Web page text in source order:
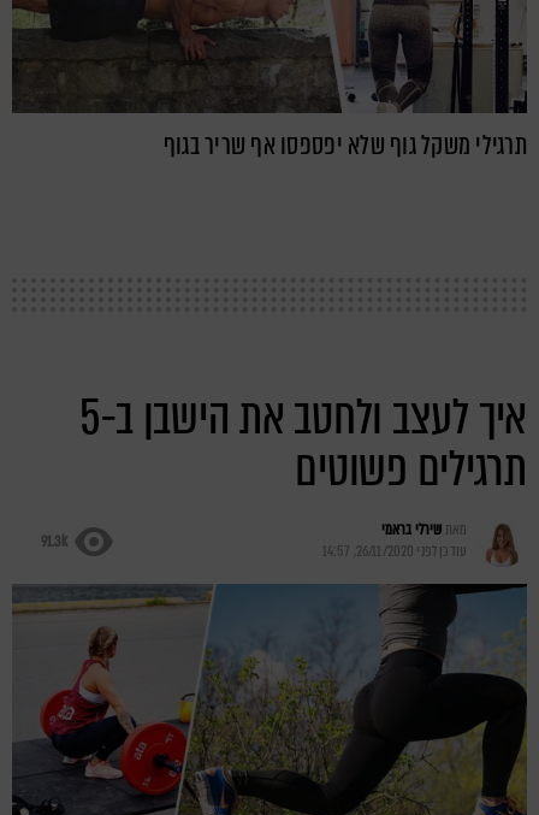
תרגילי משקל גוף שלא יפספסו אף שריר בגוף
איך לעצב ולחטב את הישבן ב-5
תרגילים פשוטים
מאתשירלי בראמי
עודכן לפני 26/11/2020, 14:57
91.3k